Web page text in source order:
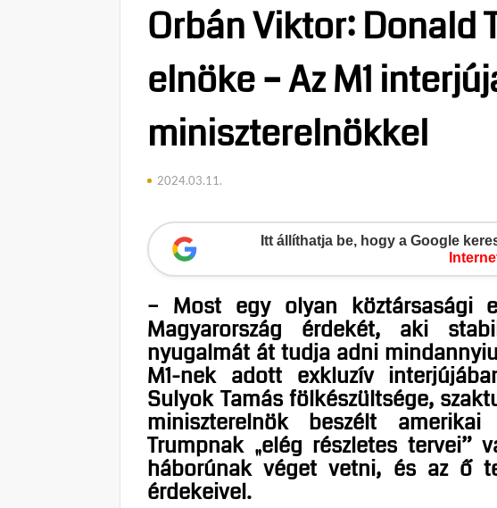
Orbán Viktor: Donald
elnöke – Az M1
miniszterelnökkel
2024.03.11.
Itt állíthatja be, hogy a Google
– Most egy olyan köztársasági
Magyarország érdekét, aki
nyugalmát át tudja adni
M1-nek adott exkluzív
Sulyok Tamás fölkészültsége,
miniszterelnök beszélt
Trumpnak „elég részletes tervei”
háborúnak véget vetni, és az ő
érdekeivel.